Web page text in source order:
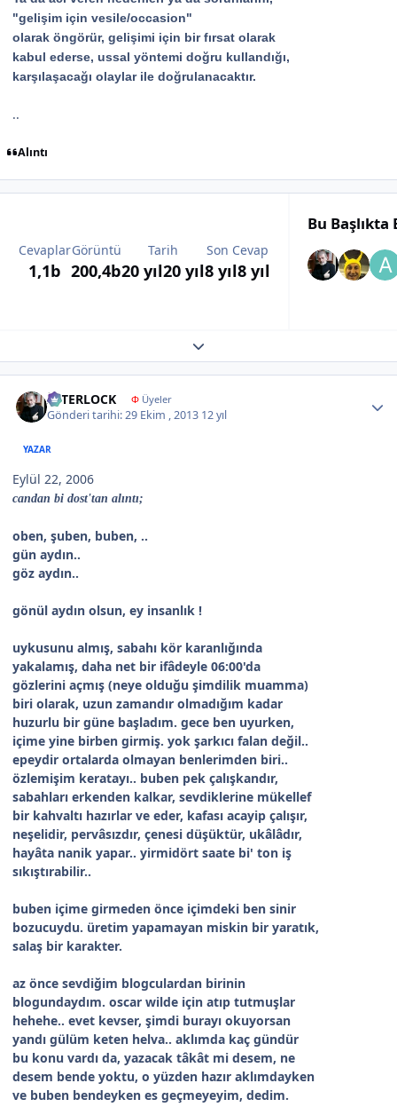
"gelişim için vesile/occasion"
olarak öngörür, gelişimi için bir fırsat olarak
kabul ederse, ussal yöntemi doğru kullandığı,
karşılaşacağı olaylar ile doğrulanacaktır.
..
Alıntı
Cevaplar
1,1b
Görüntü
200,4b
Tarih
20 yıl20 yıl
Son Cevap
8 yıl8 yıl
Bu
Expand topic overview
İNTERLOCK ΦÜyeler
Gönderi tarihi:29 Ekim , 2013 12 yıl
YAZAR
Eylül 22, 2006
candan bi dost'tan alıntı;
oben, şuben, buben, ..
gün aydın..
göz aydın..
gönül aydın olsun, ey insanlık !
uykusunu almış, sabahı kör karanlığında
yakalamış, daha net bir ifâdeyle 06:00'da
gözlerini açmış (neye olduğu şimdilik muamma)
biri olarak, uzun zamandır olmadığım kadar
huzurlu bir güne başladım. gece ben uyurken,
içime yine birben girmiş. yok şarkıcı falan değil..
epeydir ortalarda olmayan benlerimden biri..
özlemişim keratayı.. buben pek çalışkandır,
sabahları erkenden kalkar, sevdiklerine mükellef
bir kahvaltı hazırlar ve eder, kafası acayip çalışır,
neşelidir, pervâsızdır, çenesi düşüktür, ukâlâdır,
hayâta nanik yapar.. yirmidört saate bi' ton iş
sıkıştırabilir..
buben içime girmeden önce içimdeki ben sinir
bozucuydu. üretim yapamayan miskin bir yaratık,
salaş bir karakter.
az önce sevdiğim blogculardan birinin
blogundaydım. oscar wilde için atıp tutmuşlar
hehehe.. evet kevser, şimdi burayı okuyorsan
yandı gülüm keten helva.. aklımda kaç gündür
bu konu vardı da, yazacak tâkât mi desem, ne
desem bende yoktu, o yüzden hazır aklımdayken
ve buben bendeyken es geçmeyeyim, dedim.